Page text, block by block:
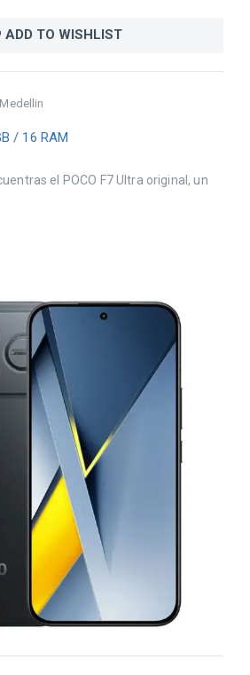
/ 16 RAM
el POCO F7 Ultra original, un
ADD TO WISHLIST